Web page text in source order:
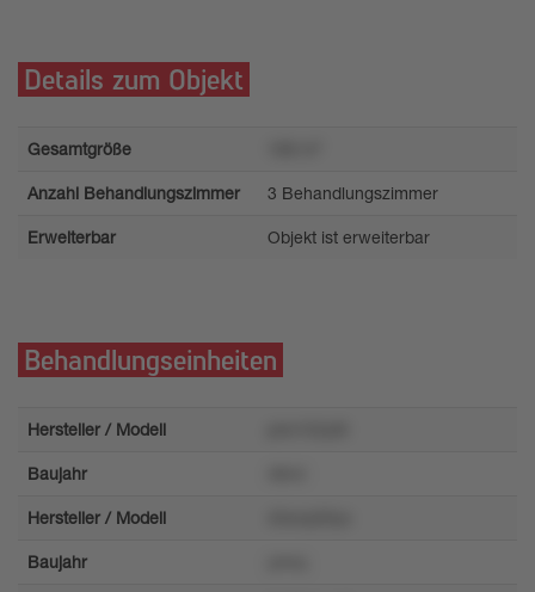
Details zum Objekt
Gesamtgröße
Anzahl Behandlungszimmer 3 Behandlungszimmer
Erweiterbar Objekt ist erweiterbar
Behandlungseinheiten
Hersteller / Modell
Baujahr
Hersteller / Modell
Baujahr